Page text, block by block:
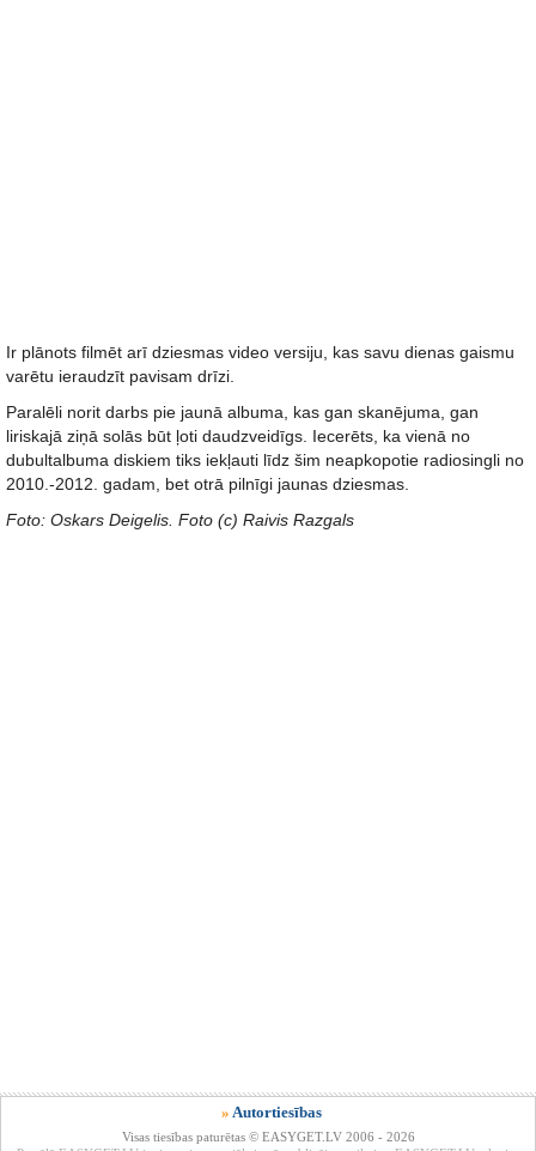
Ir plānots filmēt arī dziesmas video versiju, kas savu dienas gaismu
varētu ieraudzīt pavisam drīzi.
Paralēli norit darbs pie jaunā albuma, kas gan skanējuma, gan
liriskajā ziņā solās būt ļoti daudzveidīgs. Iecerēts, ka vienā no
dubultalbuma diskiem tiks iekļauti līdz šim neapkopotie radiosingli no
2010.-2012. gadam, bet otrā pilnīgi jaunas dziesmas.
Foto: Oskars Deigelis. Foto (c) Raivis Razgals
» Autortiesības
Visas tiesības paturētas © EASYGET.LV 2006 - 2026